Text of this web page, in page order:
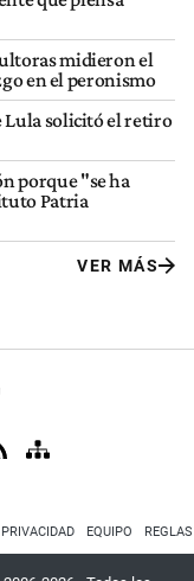
midieron el
en el peronismo
Lula solicitó el retiro
porque "se ha
Patria
VER MÁS
PRIVACIDAD EQUIPO